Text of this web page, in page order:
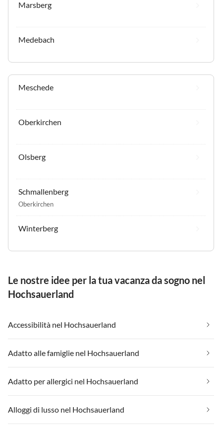
Marsberg
Medebach
Meschede
Oberkirchen
Olsberg
Schmallenberg
Oberkirchen
Winterberg
Le nostre idee per la tua vacanza da sogno nel
Hochsauerland
Accessibilità nel Hochsauerland
Adatto alle famiglie nel Hochsauerland
Adatto per allergici nel Hochsauerland
Alloggi di lusso nel Hochsauerland